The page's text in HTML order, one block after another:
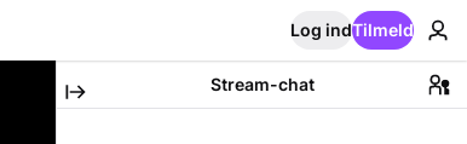
Log indTilmeld
Stream-chat